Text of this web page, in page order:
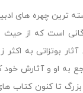
ترین چهره های
است كه از حیث
بوتزاتی به اكثر
به او و آثارش خود
بزرگ تا كنون